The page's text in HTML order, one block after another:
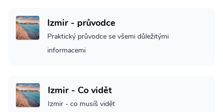
Izmir - průvodce
Praktický průvodce se všemi důležitými
informacemi
Izmir - Co vidět
Izmir - co musíš vidět